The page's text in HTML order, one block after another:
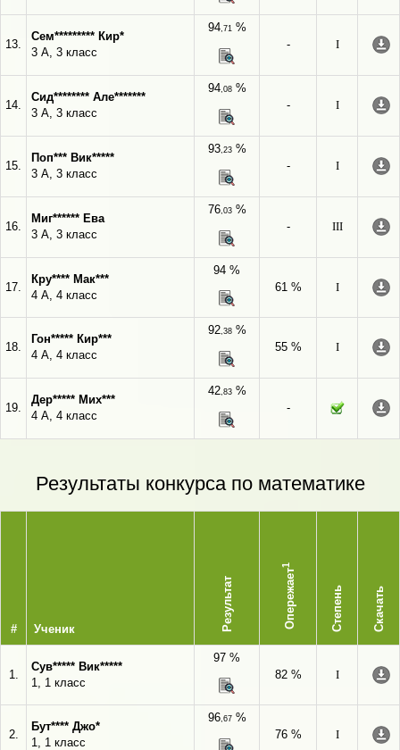
13.
Сем********* Кир*
3 А, 3 класс
94,71%
-
I
14.
Сид******** Але*******
3 А, 3 класс
94,08%
-
I
15.
Поп*** Вик*****
3 А, 3 класс
93,23%
-
I
16.
Миг****** Ева
3 А, 3 класс
76,03%
-
III
17.
Кру**** Мак***
4 А, 4 класс
94 %
61 %
I
18.
Гон***** Кир***
4 А, 4 класс
92,38%
55 %
I
19.
Дер***** Мих***
4 А, 4 класс
42,83%
-
Результаты конкурса по математике
# Ученик Результат Опережает
1
Степень Скачать
1.
Сув***** Вик*****
1, 1 класс
97 %
82 %
I
2.
Бут**** Джо*
1, 1 класс
96,67%
76 %
I